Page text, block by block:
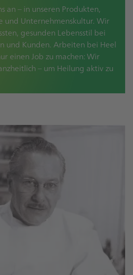
an – in unseren Produkten,
und Unternehmenskultur. Wir
gesunden Lebensstil bei
und Kunden. Arbeiten bei Heel
einen Job zu machen: Wir
– um Heilung aktiv zu